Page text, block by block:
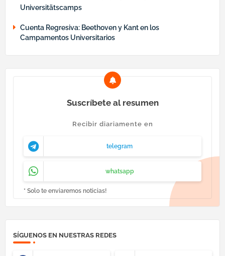
Universitätscamps
Cuenta Regresiva: Beethoven y Kant en los
Campamentos Universitarios
Suscríbete al resumen
Recibir diariamente en
telegram
whatsapp
* Solo te enviaremos noticias!
SÍGUENOS EN NUESTRAS REDES